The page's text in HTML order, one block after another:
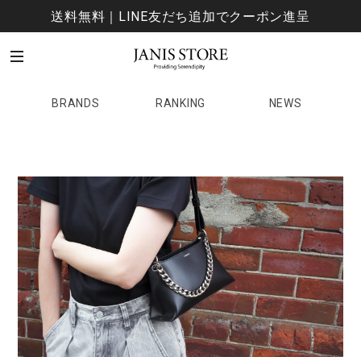
送料無料｜LINE友だち追加でクーポン進呈
BRANDS RANKING NEWS